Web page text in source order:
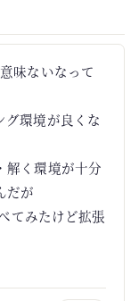
味ないなって
グ環境が良くな
解く環境が十分
だが
てみたけど拡張